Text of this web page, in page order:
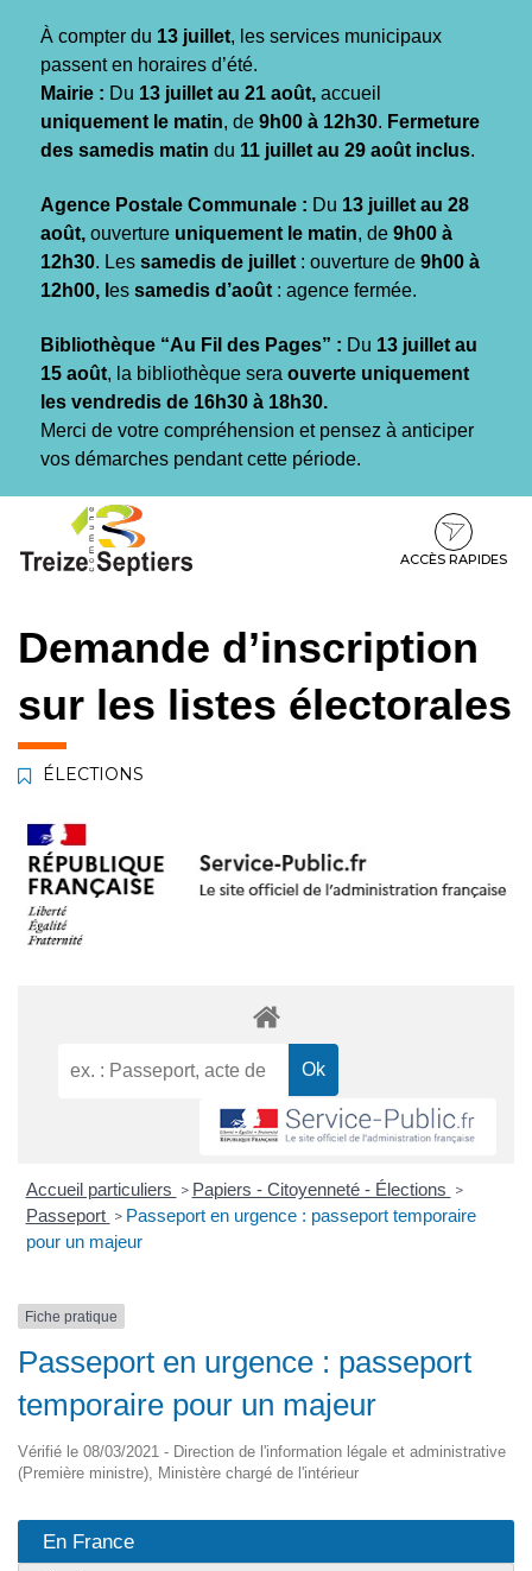
À compter du 13 juillet, les services municipaux
passent en horaires d’été.
Mairie : Du 13 juillet au 21 août, accueil
uniquement le matin, de 9h00 à 12h30. Fermeture
des samedis matin du 11 juillet au 29 août inclus.
Agence Postale Communale : Du 13 juillet au 28
août, ouverture uniquement le matin, de 9h00 à
12h30. Les samedis de juillet : ouverture de 9h00 à
12h00, l es samedis d’août : agence fermée.
Bibliothèque “Au Fil des Pages” : Du 13 juillet au
15 août, la bibliothèque sera ouverte uniquement
les vendredis de 16h30 à 18h30.
Merci de votre compréhension et pensez à anticiper
vos démarches pendant cette période.
contenu
pied
ACCÈS RAPIDES
Demande d’inscription
sur les listes électorales
ÉLECTIONS
Accueil particuliers > Papiers - Citoyenneté - Élections >
Passeport > Passeport en urgence : passeport temporaire
pour un majeur
Fiche pratique
Passeport en urgence : passeport
temporaire pour un majeur
Vérifié le 08/03/2021 - Direction de l'information légale et administrative
(Première ministre), Ministère chargé de l'intérieur
En France